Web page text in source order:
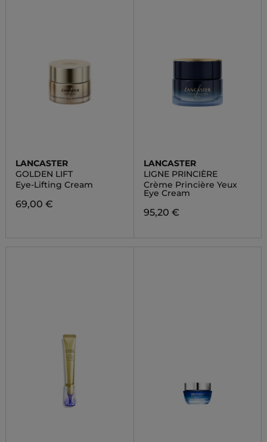
LANCASTER
GOLDEN LIFT
Eye-Lifting Cream
69,00 €
LANCASTER
LIGNE PRINCIÈRE
Crème Princière Yeux
Eye Cream
95,20 €